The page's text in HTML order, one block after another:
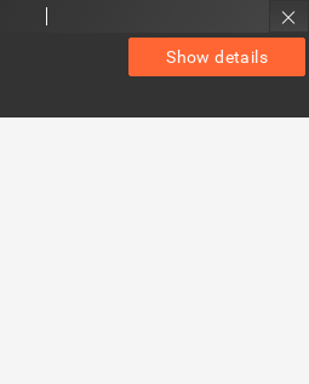
Show details